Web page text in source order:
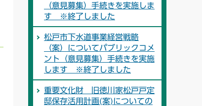
（意見募集）手続きを実施しま
す ※終了しました
松戸市下水道事業経営戦略
（案）についてパブリックコメ
ント（意見募集）手続きを実施
します ※終了しました
重要文化財 旧徳川家松戸戸定
邸保存活用計画(案)についての